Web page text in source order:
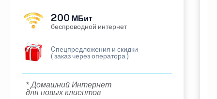
200 МБит
беспроводной интернет
Cпецпредложения и скидки
( заказ через оператора )
* Домашний Интернет
для новых клиентов